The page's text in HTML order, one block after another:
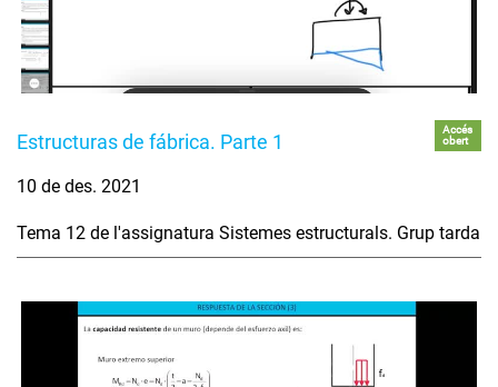
Estructuras de fábrica. Parte 1
Accés
obert
10 de des. 2021
Tema 12 de l'assignatura Sistemes estructurals. Grup tarda